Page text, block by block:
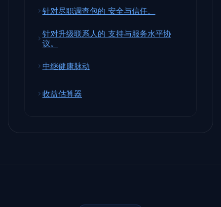
针对尽职调查包的 安全与信任。
针对升级联系人的 支持与服务水平协
议。
中继健康脉动
收益估算器